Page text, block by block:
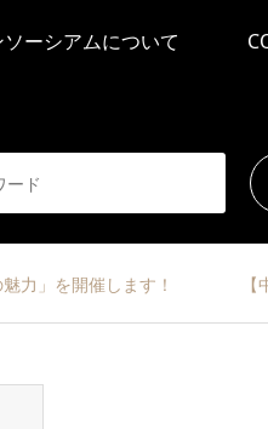
ーシアムについて
魅力」を開催します！ 【中